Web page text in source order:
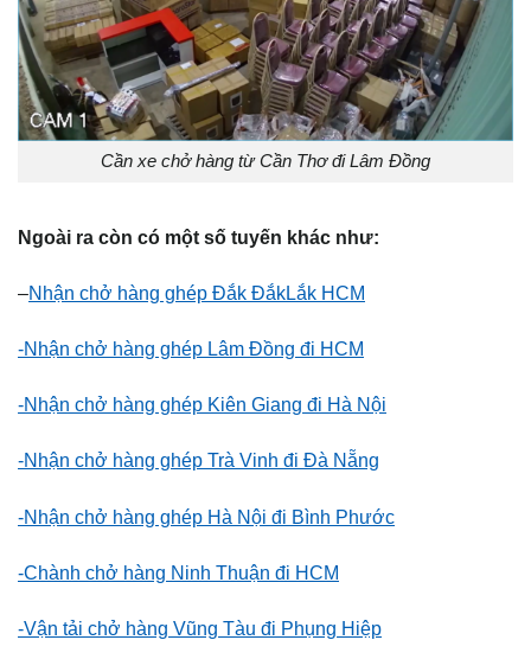
Cần xe chở hàng từ Cần Thơ đi Lâm Đồng
Ngoài ra còn có một số tuyến khác như:
–Nhận chở hàng ghép Đắk ĐắkLắk HCM
-Nhận chở hàng ghép Lâm Đồng đi HCM
-Nhận chở hàng ghép Kiên Giang đi Hà Nội
-Nhận chở hàng ghép Trà Vinh đi Đà Nẵng
-Nhận chở hàng ghép Hà Nội đi Bình Phước
-Chành chở hàng Ninh Thuận đi HCM
-Vận tải chở hàng Vũng Tàu đi Phụng Hiệp